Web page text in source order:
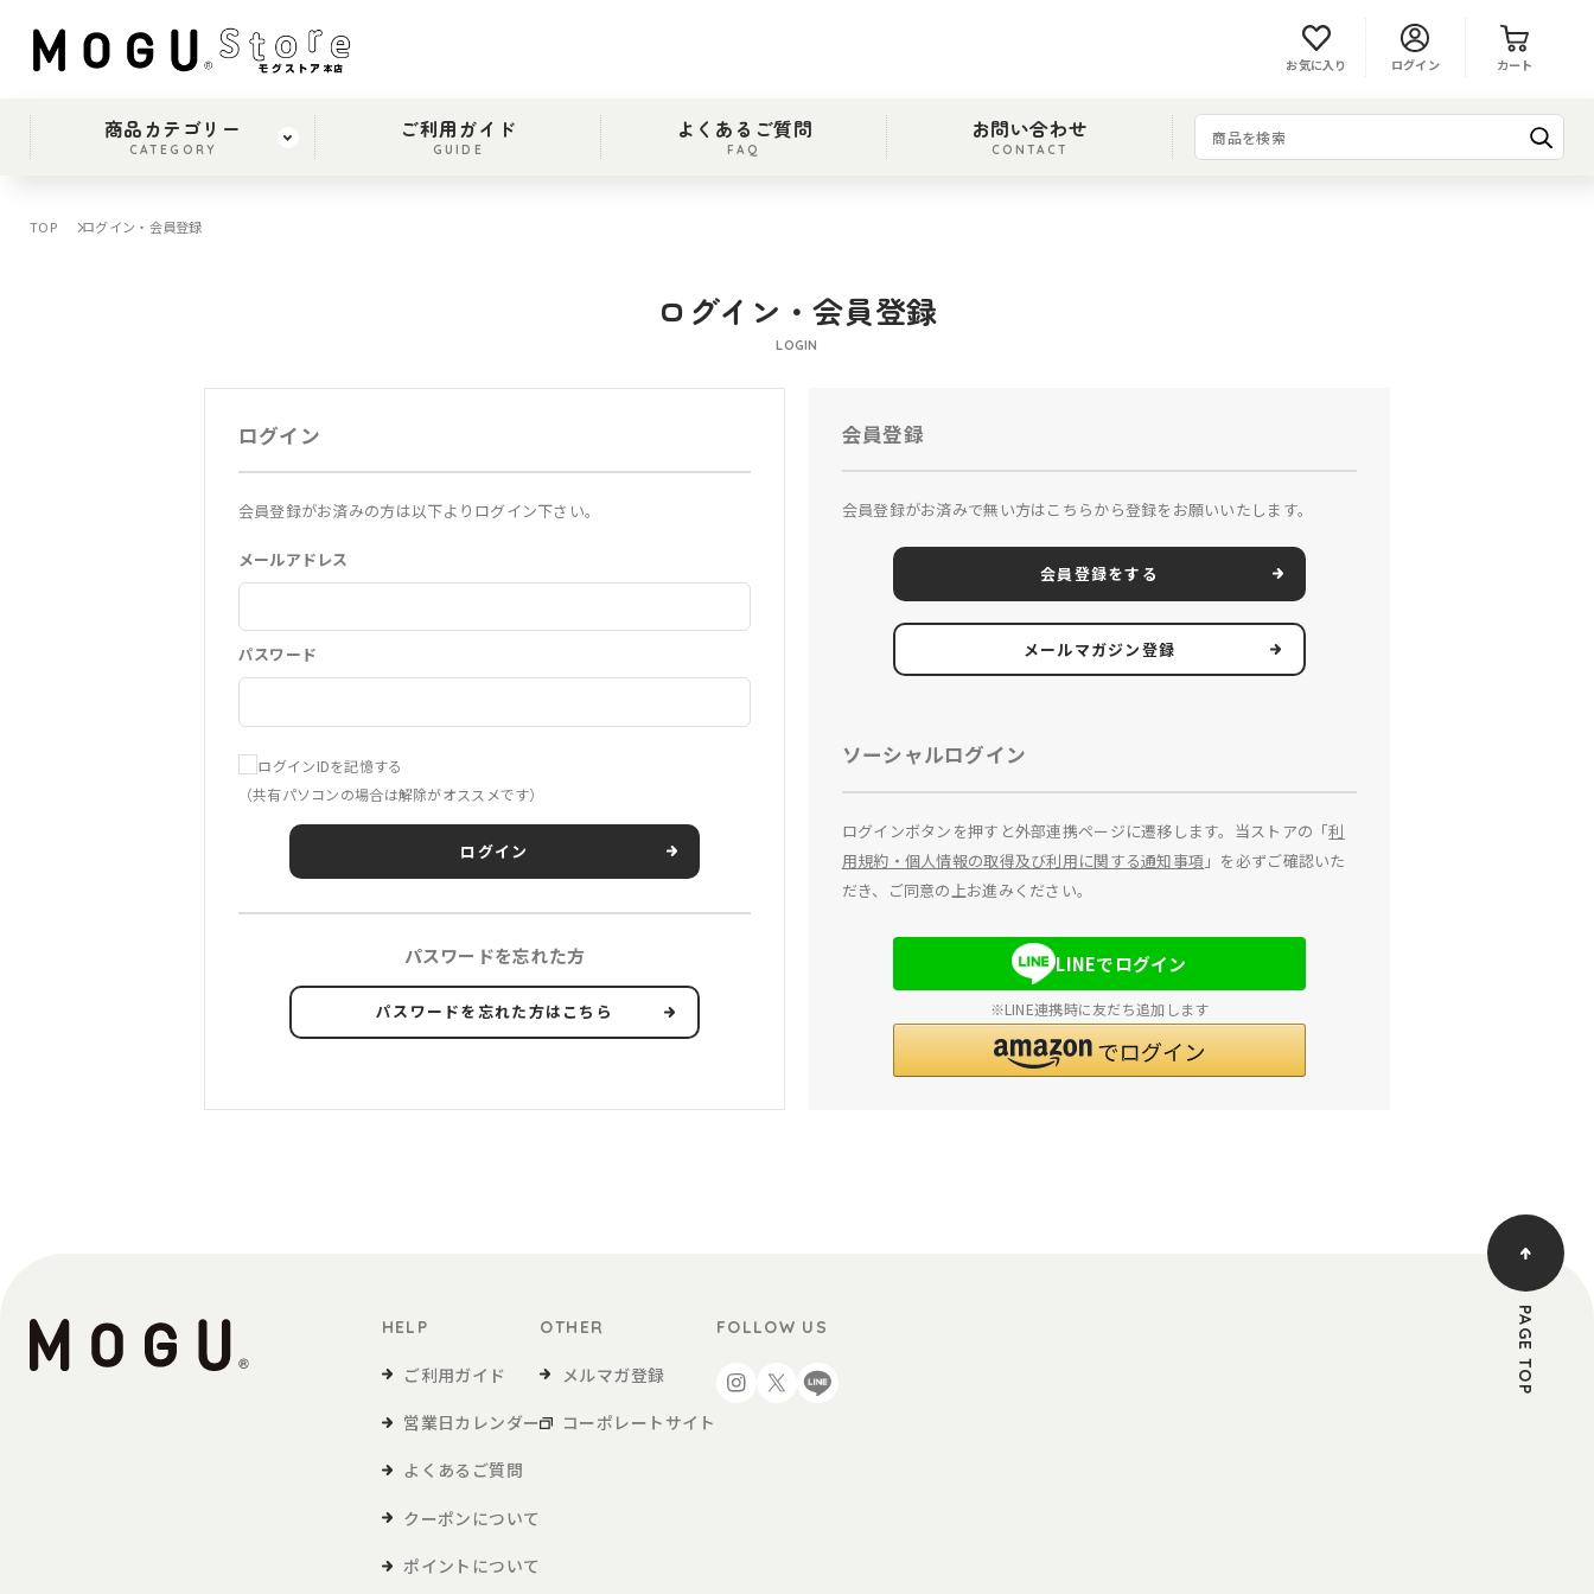
ログイン
お気に入り カート
商品カテゴリー
CATEGORY
ご利用ガイド
GUIDE
よくあるご質問
FAQ
お問い合わせ
CONTACT
TOP ログイン・会員登録
ログイン・会員登録
LOGIN
ログイン
会員登録がお済みの方は以下よりログイン下さい。
メールアドレス
パスワード
ログインIDを記憶する
（共有パソコンの場合は解除がオススメです）
ログイン
パスワードを忘れた方
パスワードを忘れた方はこちら
会員登録
会員登録がお済みで無い方はこちらから登録をお願いいたします。
会員登録をする
メールマガジン登録
ソーシャルログイン
ログインボタンを押すと外部連携ページに遷移します。当ストアの「利
用規約・個人情報の取得及び利用に関する通知事項 」を必ずご確認いた
だき、ご同意の上お進みください。
LINEでログイン
※LINE連携時に友だち追加します
HELP
ご利用ガイド
営業日カレンダー
よくあるご質問
クーポンについて
ポイントについて
OTHER
メルマガ登録
コーポレートサイト
FOLLOW US PAGE TOP